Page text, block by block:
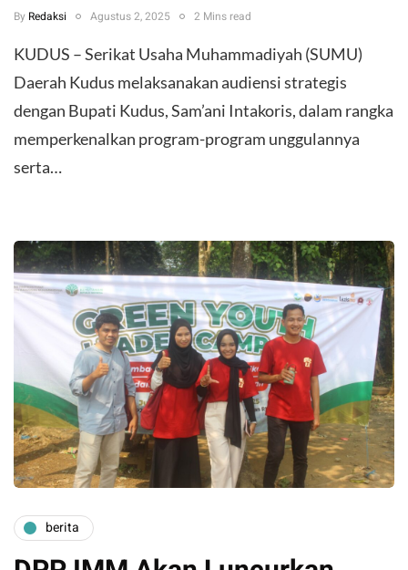
By Redaksi Agustus 2, 2025 2 Mins read
KUDUS – Serikat Usaha Muhammadiyah (SUMU)
Daerah Kudus melaksanakan audiensi strategis
dengan Bupati Kudus, Sam’ani Intakoris, dalam rangka
memperkenalkan program-program unggulannya
serta…
berita